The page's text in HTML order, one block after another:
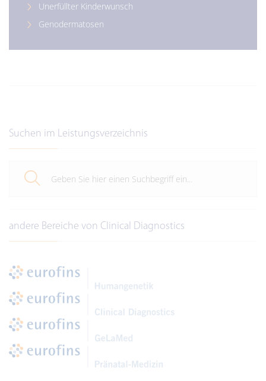
Unerfüllter Kinderwunsch
Genodermatosen
Suchen im Leistungsverzeichnis
andere Bereiche von Clinical Diagnostics